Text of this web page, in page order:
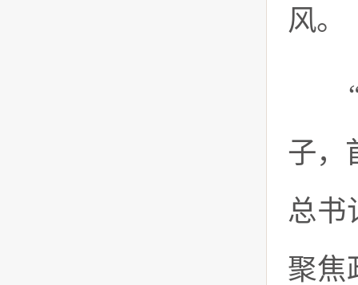
风。
“
子，
总书
聚焦